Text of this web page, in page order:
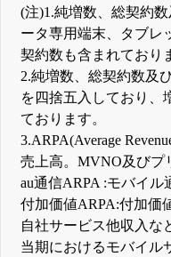
(注)1.純増数、総契約
ータ専用端末、タブレ
契約数も含まれており
2.純増数、総契約数及
を四捨五入しており、
ております。
3.ARPA(Average
売上高。MVNO及びプ
au通信ARPA :モバイル
付加価値ARPA:付加価
自社サービス他収入な
当期におけるモバイル